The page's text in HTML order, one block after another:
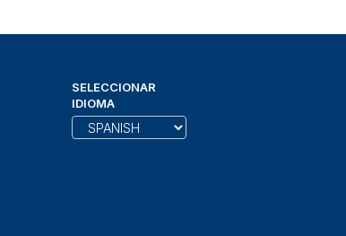
SELECCIONAR
IDIOMA